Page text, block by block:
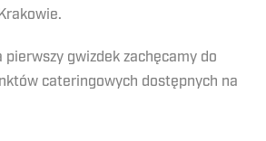
pierwszy gwizdek zachęcamy do
cateringowych dostępnych na